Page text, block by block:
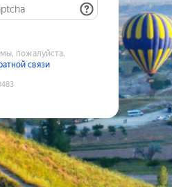
пожалуйста,
связи